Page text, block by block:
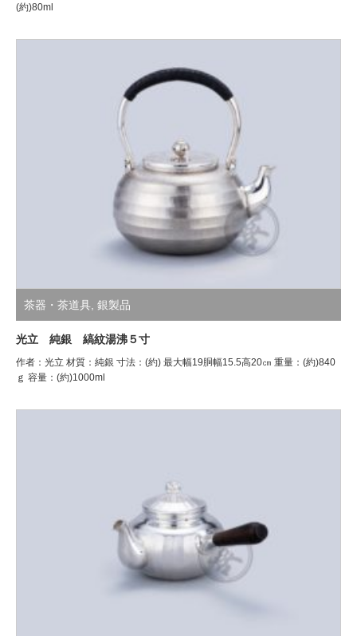
(約)80ml
茶器・茶道具 銀製品
光立 純銀 縞紋湯沸５寸
作者：光立 材質：純銀 寸法：(約) 最大幅19胴幅15.5高20㎝ 重量：(約)840
ｇ 容量：(約)1000ml